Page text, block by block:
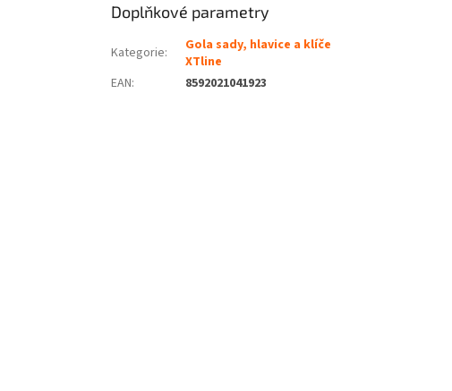
Doplňkové parametry
Kategorie:
Gola sady, hlavice a klíče
XTline
EAN: 8592021041923